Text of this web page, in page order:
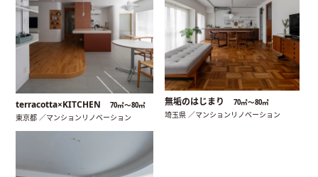
terracotta×KITCHEN 70㎡〜80㎡
東京都 ／マンションリノベーション
無垢のはじまり 70㎡〜80㎡
埼玉県 ／マンションリノベーション